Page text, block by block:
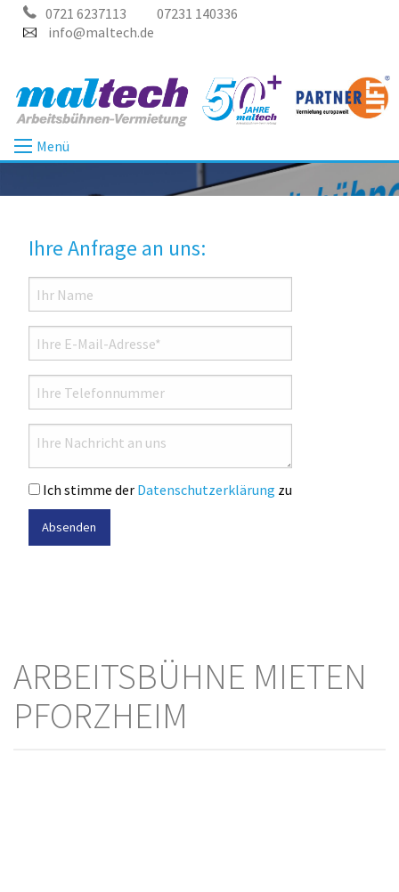
0721 6237113
07231 140336
info@maltech.de
Menü
Ihre Anfrage an uns:
Ich stimme der Datenschutzerklärung zu
Absenden
ARBEITSBÜHNE MIETEN
PFORZHEIM